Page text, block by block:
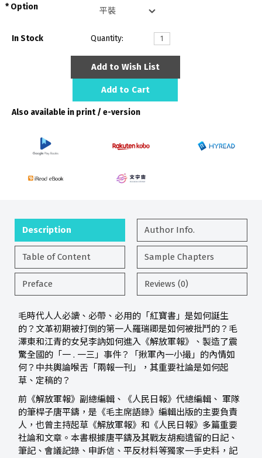
Option
In Stock Quantity:
Add to Wish List
Add to Cart
Also available in print / e-version
Description Author Info.
Table of Content Sample Chapters
Preface Reviews (0)
毛時代人人必讀、必帶、必用的「紅寶書」是如何誕生
的？文革初期被打倒的第一人羅瑞卿是如何被批鬥的？毛
澤東和江青的女兒李訥如何進入《解放軍報》、製造了震
驚全國的「一 . 一三」事件？「揪軍內一小撮」的內情如
何？中共輿論喉舌「兩報一刊」，其重要社論是如何起
草、定稿的？
前《解放軍報》副總編輯、《人民日報》代總編輯、 軍隊
的筆桿子唐平鑄，是《毛主席語錄》編輯出版的主要負責
人，也曾主持起草《解放軍報》和《人民日報》多篇重要
社論和文章。本書根據唐平鑄及其戰友胡痴遺留的日記、
筆記、會議記錄、申訴信、平反材料等獨家一手史料，記